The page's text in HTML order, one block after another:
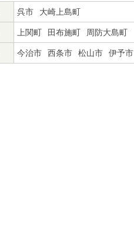
呉市 大崎上島町
上関町 田布施町 周防大島町
今治市 西条市 松山市 伊予市